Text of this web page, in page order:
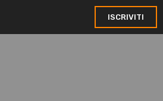
ISCRIVITI